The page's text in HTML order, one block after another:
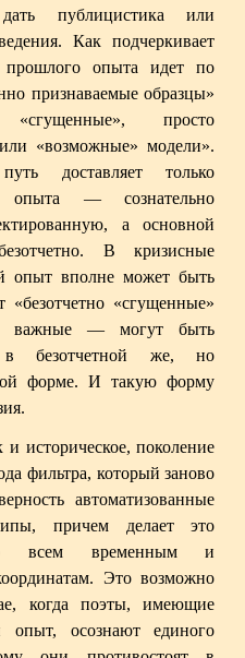
публицистика или
Как подчеркивает
прошлого опыта идет по
признаваемые образцы»
просто
«возможные» модели».
доставляет только
опыта — сознательно
а основной
В кризисные
опыт вполне может быть
«безотчетно «сгущенные»
важные — могут быть
в безотчетной же, но
форме. И такую форму
историческое, поколение
фильтра, который заново
автоматизованные
причем делает это
всем временным и
Это возможно
когда поэты, имеющие
опыт, осознают единого